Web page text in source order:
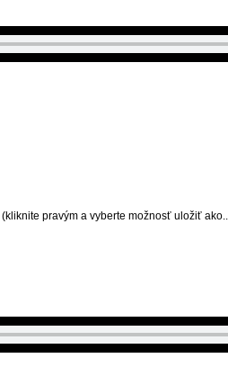
(kliknite pravým a vyberte možnosť uložiť